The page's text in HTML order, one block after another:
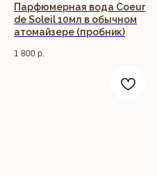
Парфюмерная вода Coeur
de Soleil 10мл в обычном
атомайзере (пробник)
1 800 р.